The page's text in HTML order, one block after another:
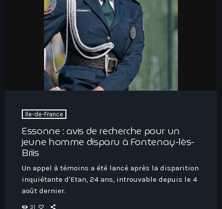
Ile-de-France
Essonne : avis de recherche pour un
jeune homme disparu à Fontenay-lès-
Briis
Un appel à témoins a été lancé après la disparition
inquiétante d'Etan, 24 ans, introuvable depuis le 4
août dernier.
31